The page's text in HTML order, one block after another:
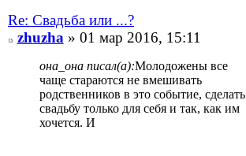
Re: Свадьба или ...?
zhuzha» 01 мар 2016, 15:11
она_она писал(а):Молодожены все
чаще стараются не вмешивать
родственников в это событие, сделать
свадьбу только для себя и так, как им
хочется. И